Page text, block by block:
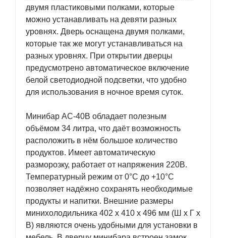
двумя пластиковыми полками, которые
можно устанавливать на девяти разных
уровнях. Дверь оснащена двумя полками,
которые так же могут устанавливаться на
разных уровнях. При открытии дверцы
предусмотрено автоматическое включение
белой светодиодной подсветки, что удобно
для использования в ночное время суток.
Минибар AC-40B обладает полезным
объёмом 34 литра, что даёт возможность
расположить в нём большое количество
продуктов. Имеет автоматическую
разморозку, работает от напряжения 220В.
Температурный режим от 0°C до +10°C
позволяет надёжно сохранять необходимые
продукты и напитки. Внешние размеры
минихолодильника 402 х 410 х 496 мм (Ш x Г x
В) являются очень удобными для установки в